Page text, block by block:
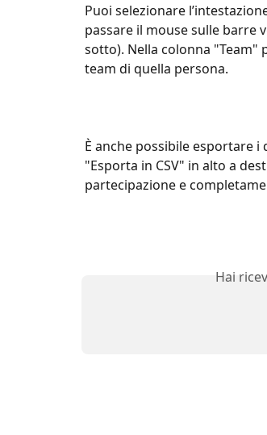
Puoi selezionare
passare il mouse sulle barre
sotto). Nella colonna
team di quella persona.
È anche possibile esportare
"Esporta in CSV" in alto a
partecipazione e
Hai